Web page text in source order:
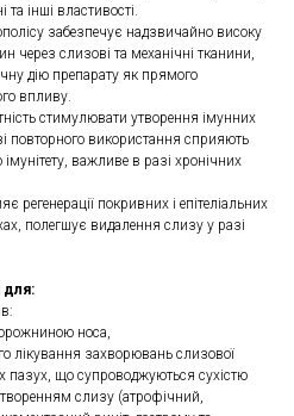
інші властивості.
забезпечує надзвичайно високу
через слизові та механічні тканини,
дію препарату як прямого
впливу.
стимулювати утворення імунних
повторного використання сприяють
важливе в разі хронічних
покривних і епітеліальних
полегшує видалення слизу у разі
для:
носа,
лікування захворювань слизової
пазух, що супроводжуються сухістю
слизу (атрофічний,